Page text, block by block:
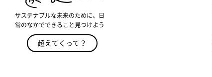
サステナブルな未来のために、日
常のなかでできること見つけよう
超えてくって？